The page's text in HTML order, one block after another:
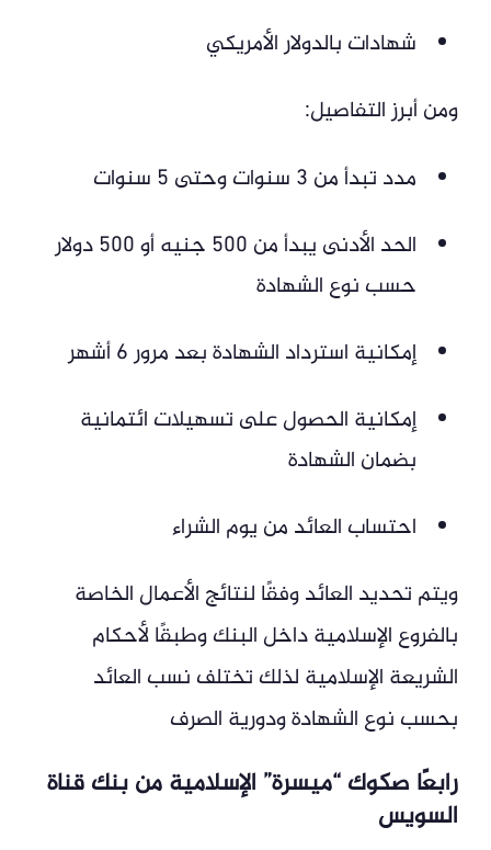
شهادات بالدولار الأمريكي
ومن أبرز التفاصيل:
مدد تبدأ من 3 سنوات وحتى 5 سنوات
الحد الأدنى يبدأ من 500 جنيه أو 500 دولار
حسب نوع الشهادة
إمكانية استرداد الشهادة بعد مرور 6 أشهر
إمكانية الحصول على تسهيلات ائتمانية
بضمان الشهادة
احتساب العائد من يوم الشراء
ويتم تحديد العائد وفقًا لنتائج الأعمال الخاصة
بالفروع الإسلامية داخل البنك وطبقًا لأحكام
الشريعة الإسلامية لذلك تختلف نسب العائد
بحسب نوع الشهادة ودورية الصرف
رابعًا صكوك “ميسرة” الإسلامية من بنك قناة
السويس